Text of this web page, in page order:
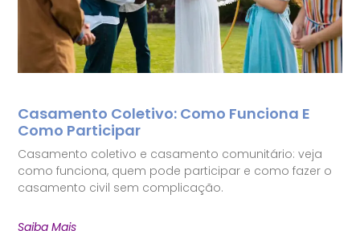
Casamento Coletivo: Como Funciona E
Como Participar
Casamento coletivo e casamento comunitário: veja
como funciona, quem pode participar e como fazer o
casamento civil sem complicação.
Saiba Mais